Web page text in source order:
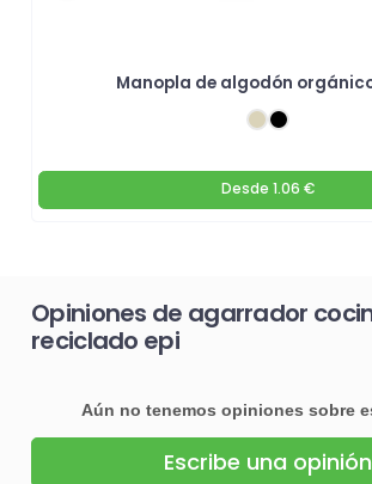
Manopla de algodón orgánico
Desde 1.06 €
Opiniones de agarrador
reciclado epi
Aún no tenemos opiniones sobre
Escribe una opinión